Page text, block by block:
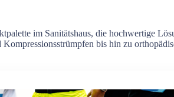
im Sanitätshaus, die hochwertige
Kompressionsstrümpfen bis hin zu